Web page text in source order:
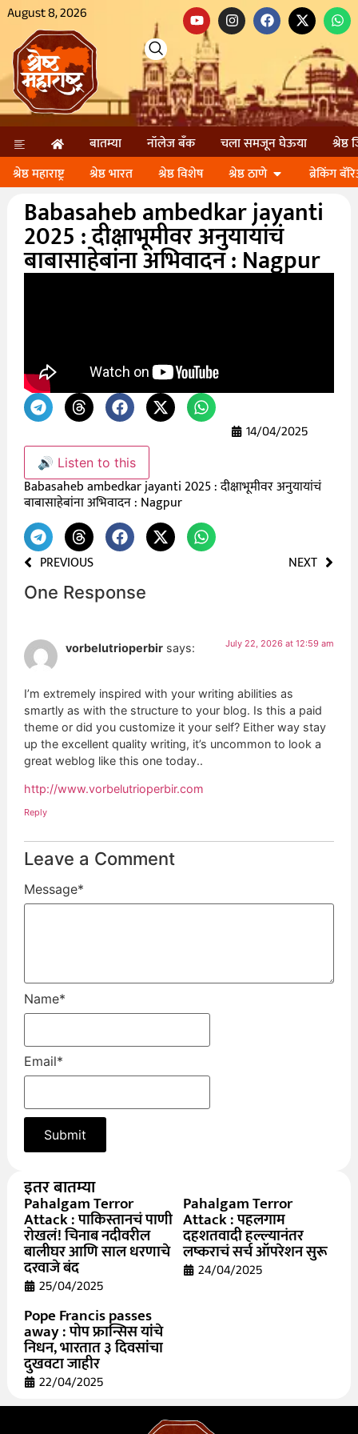
August 8, 2026
बातम्या नॉलेज बॅंक चला समजून घेऊया
श्रेष्ठ
श्रेष्ठ महाराष्ट्र
श्रेष्ठ भारत श्रेष्ठ विशेष श्रेष्ठ ठाणे ब्रेकिंग
Babasaheb ambedkar jayanti
2025 : दीक्षाभूमीवर अनुयायांचं
बाबासाहेबांना अभिवादन : Nagpur
14/04/2025
🔊 Listen to this
Babasaheb ambedkar jayanti 2025 : दीक्षाभूमीवर अनुयायांचं
बाबासाहेबांना अभिवादन : Nagpur
PREVIOUS NEXT
One Response
vorbelutrioperbir says: July 22, 2026 at 12:59 am
I’m extremely inspired with your writing abilities as
smartly as with the structure to your blog. Is this a paid
theme or did you customize it your self? Either way stay
up the excellent quality writing, it’s uncommon to look a
great weblog like this one today..
http://www.vorbelutrioperbir.com
Reply
Leave a Comment
Message*
Name*
Email*
इतर बातम्या
Pahalgam Terror
Attack : पाकिस्तानचं पाणी
रोखलं! चिनाब नदीवरील
बालीघर आणि साल धरणाचे
दरवाजे बंद
25/04/2025
Pahalgam Terror
Attack : पहलगाम
दहशतवादी हल्ल्यानंतर
लष्कराचं सर्च ऑपरेशन सुरू
24/04/2025
Pope Francis passes
away : पोप फ्रान्सिस यांचे
निधन, भारतात ३ दिवसांचा
दुखवटा जाहीर
22/04/2025